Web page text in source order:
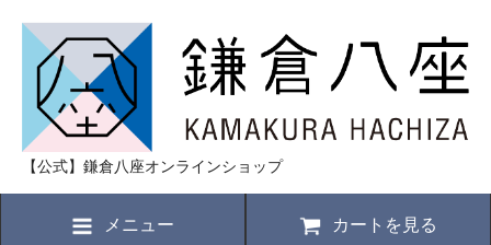
【公式】鎌倉八座オンラインショップ
メニュー カートを見る